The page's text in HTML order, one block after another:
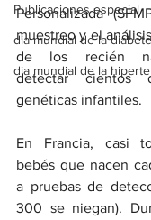
Publicaciones especial
dia mundial de la
dia mundial de la
Personalizada
muestreo y el
de los recién
detectar cientos
genéticas infantiles.
En Francia, casi
bebés que nacen
a pruebas de
300 se niegan).